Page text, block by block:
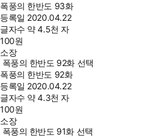
폭풍의 한반도 93화
등록일 2020.04.22
글자수 약 4.5천 자
100원
소장
폭풍의 한반도 92화 선택
폭풍의 한반도 92화
등록일 2020.04.22
글자수 약 4.3천 자
100원
소장
폭풍의 한반도 91화 선택